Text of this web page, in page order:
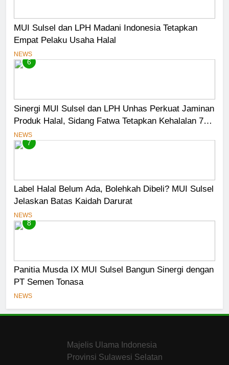
MUI Sulsel dan LPH Madani Indonesia Tetapkan
Empat Pelaku Usaha Halal
NEWS
6
Sinergi MUI Sulsel dan LPH Unhas Perkuat Jaminan
Produk Halal, Sidang Fatwa Tetapkan Kehalalan 7
Pelaku Usaha
NEWS
7
Label Halal Belum Ada, Bolehkah Dibeli? MUI Sulsel
Jelaskan Batas Kaidah Darurat
NEWS
8
Panitia Musda IX MUI Sulsel Bangun Sinergi dengan
PT Semen Tonasa
NEWS
Majelis Ulama Indonesia
Provinsi Sulawesi Selatan